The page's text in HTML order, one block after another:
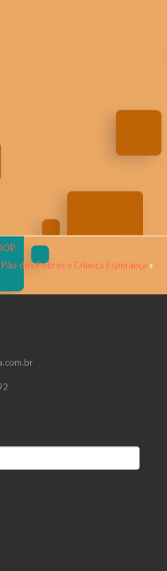
Pão dos Pobres e Criança Esperança »